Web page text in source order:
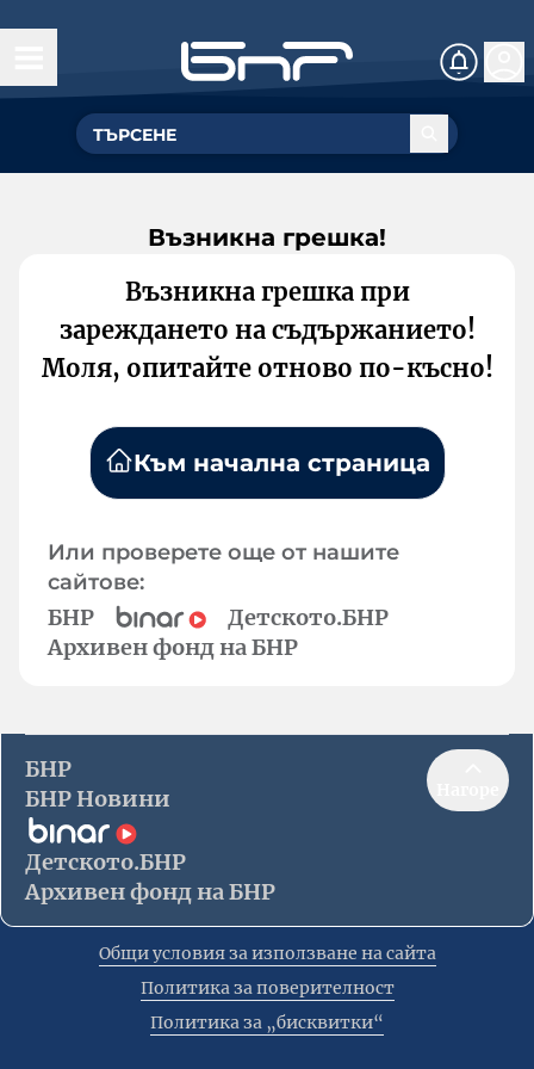
Възникна грешка!
Възникна грешка при
зареждането на съдържанието!
Моля, опитайте отново по-късно!
Към начална страница
Или проверете още от нашите
сайтове:
БНР
Детското.БНР
Архивен фонд на БНР
БНР
БНР Новини
Детското.БНР
Архивен фонд на БНР
Общи условия за използване на сайта
Политика за поверителност
Политика за „бисквитки“